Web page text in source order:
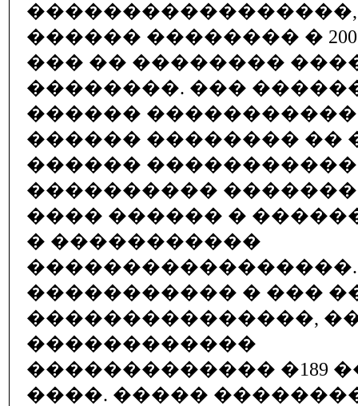
������ �������� �
��� �� ��������
��������. ���
������
������ �������� ��
������ �����������
����������
���� ������ �
� �����������
����������� � ���
���������������,
������������
������������� �189 ��
����. �����